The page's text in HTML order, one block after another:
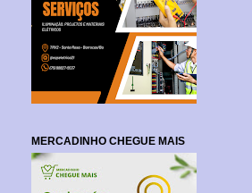
MERCADINHO CHEGUE MAIS